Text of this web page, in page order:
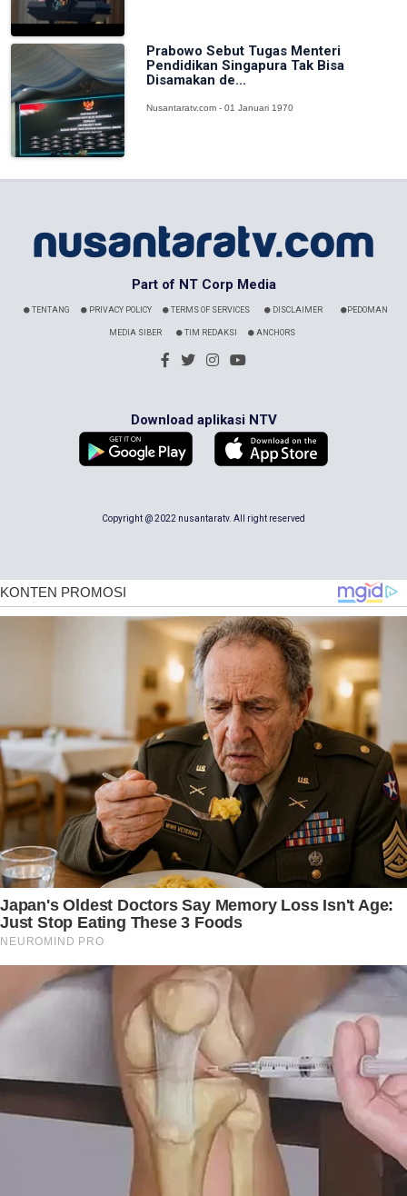
Prabowo Sebut Tugas Menteri
Pendidikan Singapura Tak Bisa
Disamakan de...
Nusantaratv.com - 01 Januari 1970
Part of NT Corp Media
TENTANG PRIVACY POLICY TERMS OF SERVICES DISCLAIMER PEDOMAN
MEDIA SIBER TIM REDAKSI ANCHORS
Download aplikasi NTV
Copyright @ 2022 nusantaratv. All right reserved